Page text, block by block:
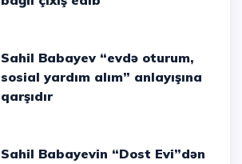
Sahil Babayev “evdə oturum,
sosial yardım alım” anlayışına
qarşıdır
Sahil Babayevin “Dost Evi”dən